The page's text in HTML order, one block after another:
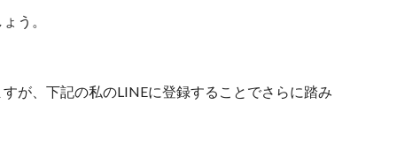
う。
が、下記の私のLINEに登録することでさらに踏み